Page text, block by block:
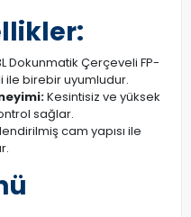
Dokunmatik Çerçeveli FP-
ile birebir uyumludur.
Kesintisiz ve yüksek
sağlar.
cam yapısı ile